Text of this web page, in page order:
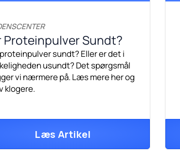
Proteinpulver Sundt?
sundt? Eller er det i
usundt? Det spørgsmål
vi nærmere på. Læs mere her og
klogere.
Læs Artikel